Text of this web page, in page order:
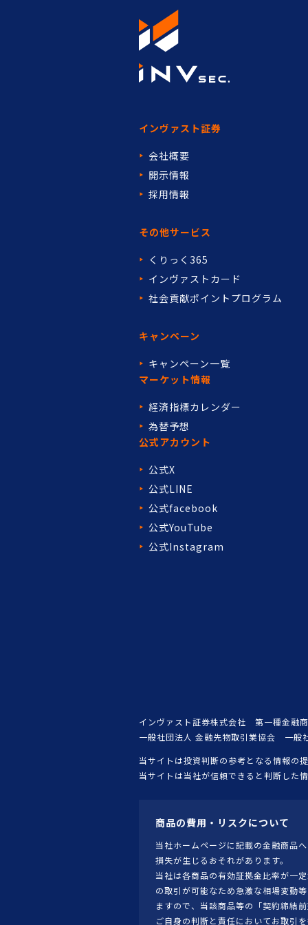
インヴァスト証券
会社概要
開示情報
採用情報
その他サービス
くりっく365
インヴァストカード
社会貢献ポイントプログラム
キャンペーン
キャンペーン一覧
マーケット情報
経済指標カレンダー
為替予想
公式アカウント
公式X
公式LINE
公式facebook
公式YouTube
公式Instagram
インヴァスト証券株式会社 第一種金融
一般社団法人 金融先物取引業協会 一
当サイトは投資判断の参考となる情報の
当サイトは当社が信頼できると判断した
商品の費用・リスクについて
当社ホームページに記載の金融商品
損失が生じるおそれがあります。
当社は各商品の有効証拠金比率が一
の取引が可能なため急激な相場変動
ますので、当該商品等の「契約締結
ご自身の判断と責任においてお取引を